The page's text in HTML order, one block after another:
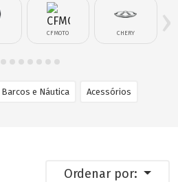
CFMOTO CHERY ›
Barcos e Náutica Acessórios
Ordenar por: